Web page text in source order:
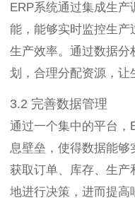
ERP系统通过集成生
能，能够实时监控生产
生产效率。通过数据
划，合理分配资源，让
3.2 完善数据管理
通过一个集中的平台，
息壁垒，使得数据能
获取订单、库存、生
地进行决策，进而提高